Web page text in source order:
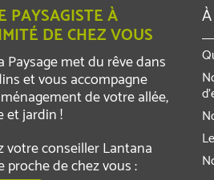
PAYSAGISTE À
DE CHEZ VOUS
Paysage met du rêve dans
et vous accompagne
de votre allée,
et jardin !
votre conseiller Lantana
proche de chez vous :